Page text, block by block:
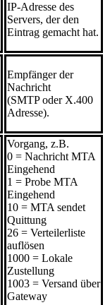
IP-Adresse des
Servers, der den
Eintrag gemacht hat.
Empfänger der
Nachricht
(SMTP oder X.400
Adresse).
Vorgang, z.B.
0 = Nachricht MTA
Eingehend
1 = Probe MTA
Eingehend
10 = MTA sendet
Quittung
26 = Verteilerliste
auflösen
1000 = Lokale
Zustellung
1003 = Versand über
Gateway